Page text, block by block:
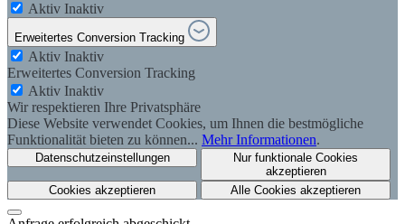
Aktiv Inaktiv
Erweitertes Conversion Tracking
Aktiv Inaktiv
Erweitertes Conversion Tracking
Aktiv Inaktiv
Wir respektieren Ihre Privatsphäre
Diese Website verwendet Cookies, um Ihnen die bestmögliche
Funktionalität bieten zu können... Mehr Informationen.
Datenschutzeinstellungen
Nur funktionale Cookies
akzeptieren
Cookies akzeptieren
Alle Cookies akzeptieren